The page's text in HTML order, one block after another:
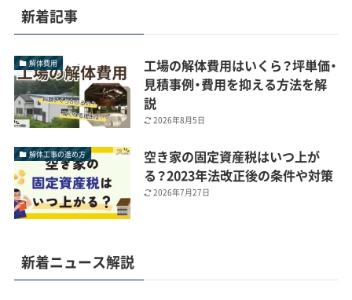
新着記事
解体費用
工場の解体費用はいくら？坪単価・
見積事例・費用を抑える方法を解
説
2026年8月5日
解体工事の進め方
空き家の固定資産税はいつ上が
る？2023年法改正後の条件や対策
2026年7月27日
新着ニュース解説